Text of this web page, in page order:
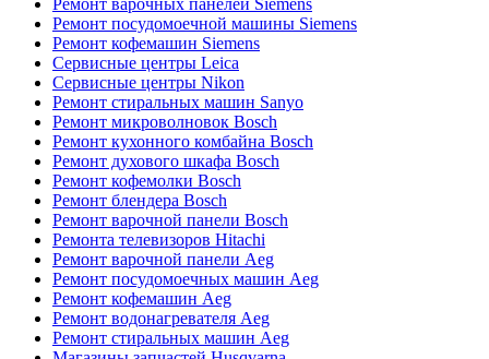
Ремонт посудомоечной машины Siemens
Ремонт кофемашин Siemens
Сервисные центры Leica
Сервисные центры Nikon
Ремонт стиральных машин Sanyo
Ремонт микроволновок Bosch
Ремонт кухонного комбайна Bosch
Ремонт духового шкафа Bosch
Ремонт кофемолки Bosch
Ремонт блендера Bosch
Ремонт варочной панели Bosch
Ремонта телевизоров Hitachi
Ремонт варочной панели Aeg
Ремонт посудомоечных машин Aeg
Ремонт кофемашин Aeg
Ремонт водонагревателя Aeg
Ремонт стиральных машин Aeg